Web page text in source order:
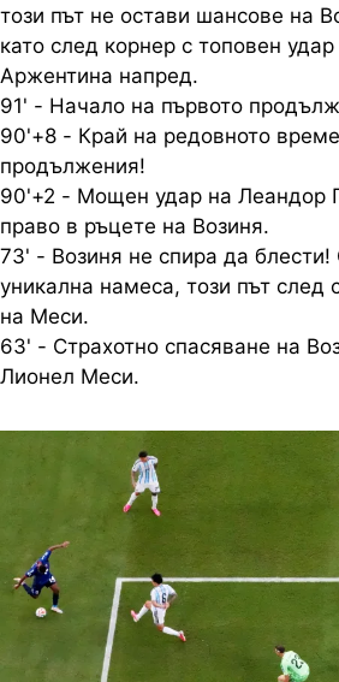
този път не остави шансове на
като след корнер с топовен
Аржентина напред.
91' - Начало на първото
90'+8 - Край на редовното
продължения!
90'+2 - Мощен удар на Леандор
право в ръцете на Возиня.
73' - Возиня не спира да
уникална намеса, този път след
на Меси.
63' - Страхотно спасяване на
Лионел Меси.